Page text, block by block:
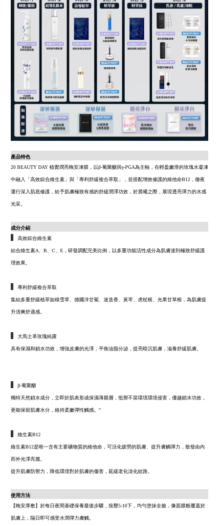
產品特色
20 BEAUTY DAY 植覺潤亮晚安凍膜， 以β-葡聚醣與γ-PGA為主軸，在輕盈嫩滑的玫瑰水凝凍
中融入「高效綜合維生素」與「專利舒緩複合萃取」，並搭配增效修護的維他命B12，徹夜
運行深入肌底修護，給予肌膚極致有感的舒緩潤澤功效，於晨曦之際，展現透亮彈力的水感
光采。
成分介紹
▍ 高效綜合維生素
結合維生素A、B、C、E，研發調配完美比例，以多重功能活性成分為肌膚達到極致舒緩護
理效果。
▍ 專利舒緩複合萃取
集結多重舒緩植萃如積雪草、德國洋甘菊、迷迭香、黃芩、虎杖根、光果甘草根，為肌膚提
升清爽舒適感。
▍ 大馬士革玫瑰純露
具有保濕和鎖水功效，增強皮膚的光澤，平衡油脂分泌，提亮暗沉肌膚，滋養舒緩肌膚。
▍ β-葡聚醣
獨特天然鎖水成分，立即於肌表形成保濕薄膜層，抵禦不當環境環境侵害，優越鎖水功效，
更能保留肌膚水分，維持柔嫩彈性觸感。"
▍ 維生素B12
維生素B12是唯一含有主要礦物質的維他命，可活化疲勞的肌膚、提升膚觸彈力，散發由內
而外光澤亮麗。
提升肌膚防禦力，降低環境對於肌膚的傷害，延緩老化淡化紋路。
使用方法
【晚安厚敷】 於每日夜間基礎保養最後步驟，按壓5-10下，均勻塗抹全臉，像面膜般覆蓋於
肌膚上，隔日即可感受水潤彈力膚觸。